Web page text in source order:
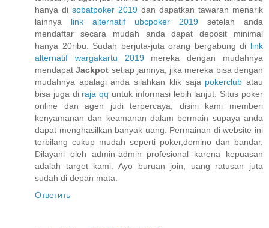
hanya di sobatpoker 2019 dan dapatkan tawaran menarik
lainnya link alternatif ubcpoker 2019 setelah anda
mendaftar secara mudah anda dapat deposit minimal
hanya 20ribu. Sudah berjuta-juta orang bergabung di link
alternatif wargakartu 2019mereka dengan mudahnya
mendapatJackpot setiap jamnya, jika mereka bisa dengan
mudahnya apalagi anda silahkan klik saja pokerclub atau
bisa juga di raja qq untuk informasi lebih lanjut. Situs poker
online dan agen judi terpercaya, disini kami memberi
kenyamanan dan keamanan dalam bermain supaya anda
dapat menghasilkan banyak uang. Permainan di website ini
terbilang cukup mudah seperti poker,domino dan bandar.
Dilayani oleh admin-admin profesional karena kepuasan
adalah target kami. Ayo buruan join, uang ratusan juta
sudah di depan mata.
Ответить